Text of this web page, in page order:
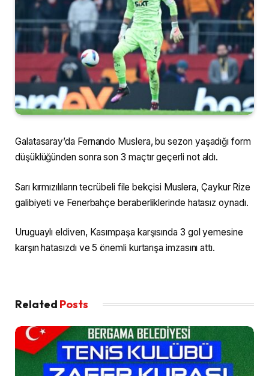
Galatasaray’da Fernando Muslera, bu sezon yaşadığı form
düşüklüğünden sonra son 3 maçtır geçerli not aldı.
Sarı kırmızılıların tecrübeli file bekçisi Muslera, Çaykur Rize
galibiyeti ve Fenerbahçe beraberliklerinde hatasız oynadı.
Uruguaylı eldiven, Kasımpaşa karşısında 3 gol yemesine
karşın hatasızdı ve 5 önemli kurtarışa imzasını attı.
Related Posts